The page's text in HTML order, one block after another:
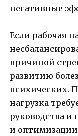
негативные
Если рабочая
причиной
развитию
психических.
нагрузка
руководства и
и